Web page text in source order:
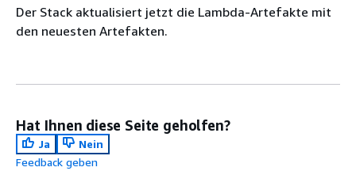
Der Stack aktualisiert jetzt die Lambda-Artefakte mit
den neuesten Artefakten.
Hat Ihnen diese Seite geholfen?
Ja
Nein
Feedback geben